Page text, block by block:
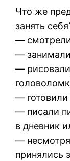
Что же
занять
—
—
—
—
— писали
в дневник
—
принялись